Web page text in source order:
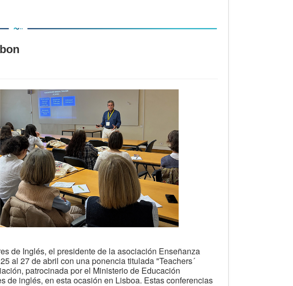
de Inglés, el presidente de la asociación Enseñanza
al 27 de abril con una ponencia titulada "Teachers´
patrocinada por el Ministerio de Educación
de inglés, en esta ocasión en Lisboa. Estas conferencias